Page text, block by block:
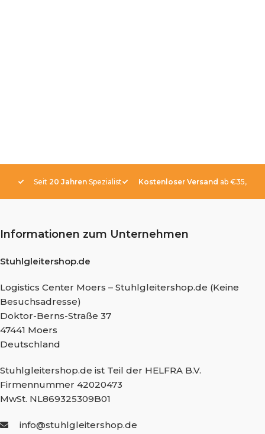
Seit 20 Jahren Spezialist Kostenloser Versand ab €35,-
Informationen zum Unternehmen
Stuhlgleitershop.de
Logistics Center Moers – Stuhlgleitershop.de (Keine
Besuchsadresse)
Doktor-Berns-Straße 37
47441 Moers
Deutschland
Stuhlgleitershop.de ist Teil der HELFRA B.V.
Firmennummer 42020473
MwSt. NL869325309B01
info@stuhlgleitershop.de